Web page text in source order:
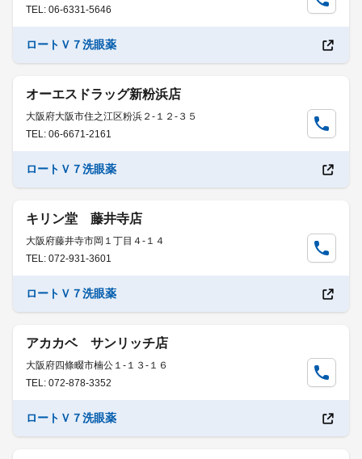
TEL: 06-6331-5646
ロートＶ７洗眼薬
オーエスドラッグ新粉浜店
大阪府大阪市住之江区粉浜２-１２-３５
TEL: 06-6671-2161
ロートＶ７洗眼薬
キリン堂 藤井寺店
大阪府藤井寺市岡１丁目４-１４
TEL: 072-931-3601
ロートＶ７洗眼薬
アカカベ サンリッチ店
大阪府四條畷市楠公１-１３-１６
TEL: 072-878-3352
ロートＶ７洗眼薬